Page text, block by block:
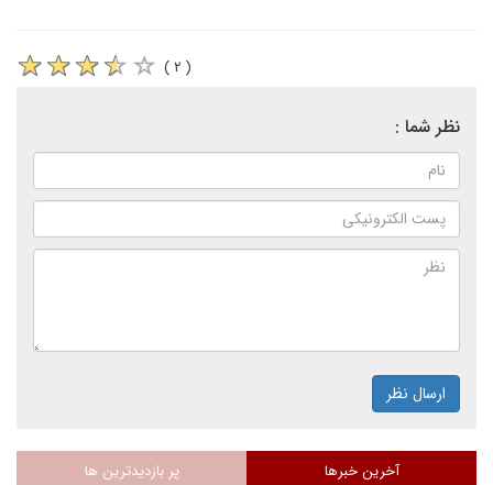
( ۲ )
نظر شما :
ارسال نظر
آخرین خبرها پر بازدیدترین ها